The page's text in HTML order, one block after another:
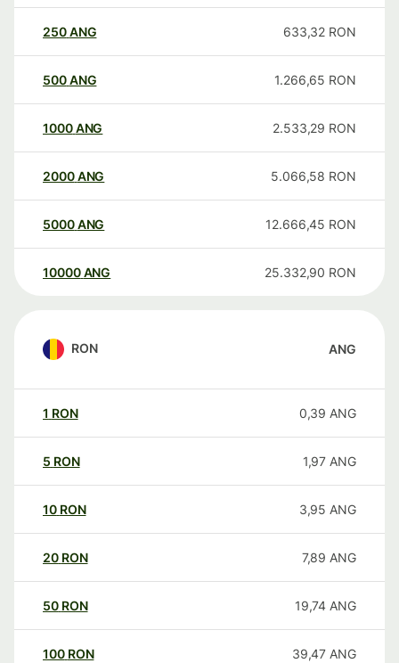
250ANG 633,32 RON
500ANG 1.266,65 RON
1000ANG 2.533,29 RON
2000ANG 5.066,58 RON
5000ANG 12.666,45 RON
10000 ANG 25.332,90 RON
RON ANG
1 RON 0,39 ANG
5 RON 1,97 ANG
10 RON 3,95 ANG
20 RON 7,89 ANG
50 RON 19,74 ANG
100 RON 39,47 ANG